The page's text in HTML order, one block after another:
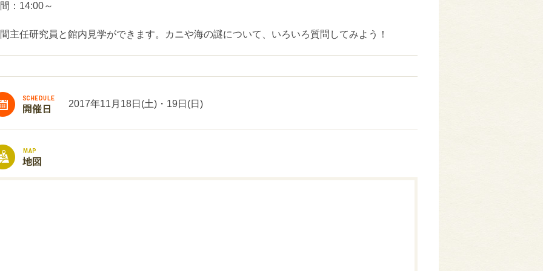
：14:00～
主任研究員と館内見学ができます。カニや海の謎について、いろいろ質問してみよう！
2017年11月18日(土)・19日(日)